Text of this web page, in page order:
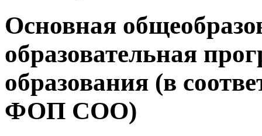
Основная
образовательная
образования (в
ФОП СОО)